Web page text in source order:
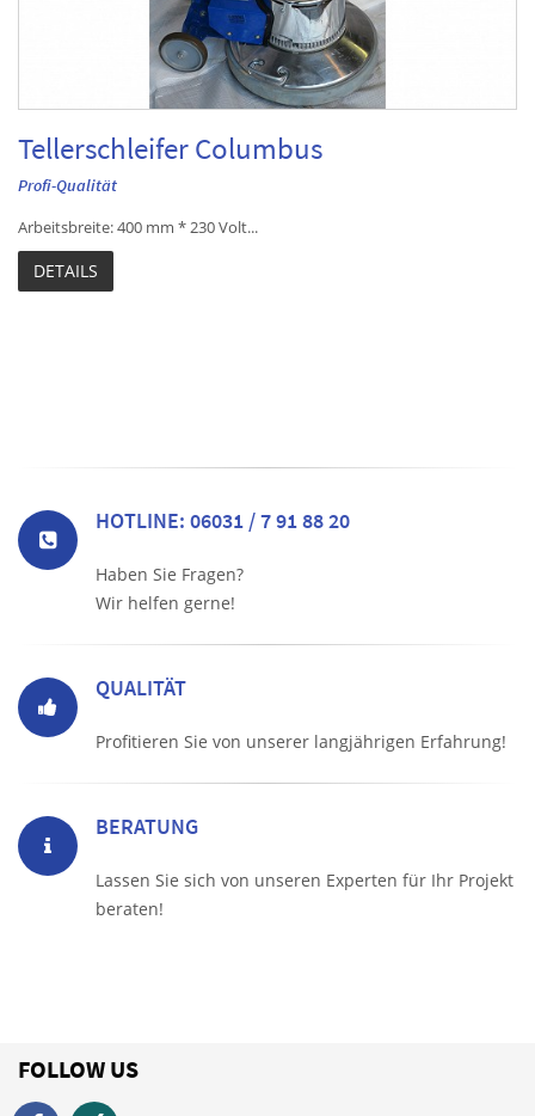
Tellerschleifer Columbus
Profi-Qualität
Arbeitsbreite: 400 mm * 230 Volt...
DETAILS
HOTLINE: 06031 / 7 91 88 20
Haben Sie Fragen?
Wir helfen gerne!
QUALITÄT
Profitieren Sie von unserer langjährigen Erfahrung!
BERATUNG
Lassen Sie sich von unseren Experten für Ihr Projekt
beraten!
FOLLOW US